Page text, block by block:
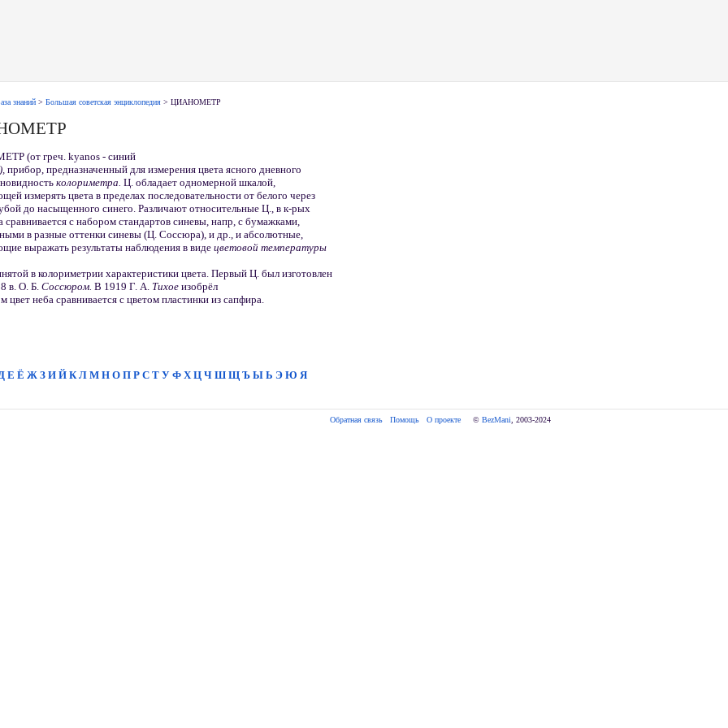
знаний > Большая советская энциклопедия > ЦИАНОМЕТР
(от греч. kyanos - синий
прибор, предназначенный для измерения цвета ясного дневного
колориметра. Ц. обладает одномерной шкалой,
измерять цвета в пределах последовательности от белого через
до насыщенного синего. Различают относительные Ц., в к-рых
сравнивается с набором стандартов синевы, напр, с бумажками,
в разные оттенки синевы (Ц. Соссюра), и др., и абсолютные,
выражать результаты наблюдения в виде цветовой температуры
в колориметрии характеристики цвета. Первый Ц. был изготовлен
в. О. Б. Соссюром. В 1919 Г. А. Тихое изобрёл
цвет неба сравнивается с цветом пластинки из сапфира.
Е Ё Ж З И Й К Л М Н О П Р С Т У Ф Х Ц Ч Ш Щ Ъ Ы Ь Э Ю Я
Обратная связь Помощь О проекте
     ©
BezMani , 2003-2024